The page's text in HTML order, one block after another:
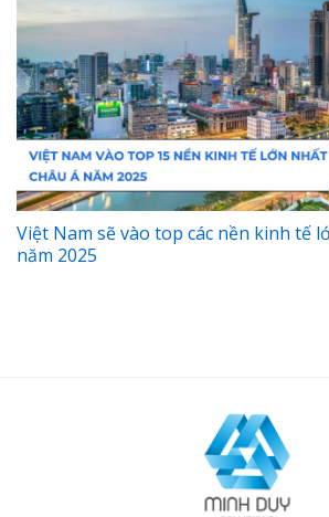
Việt Nam sẽ vào top các nền kinh tế
năm 2025